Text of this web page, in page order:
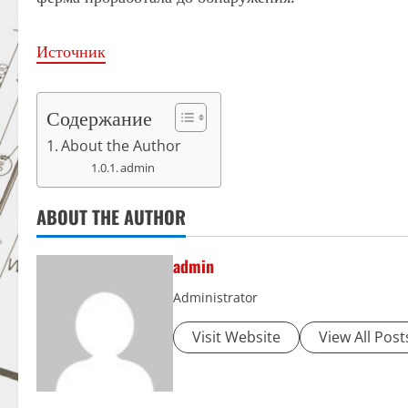
Источник
Содержание
About the Author
admin
ABOUT THE AUTHOR
admin
Administrator
Visit Website View All